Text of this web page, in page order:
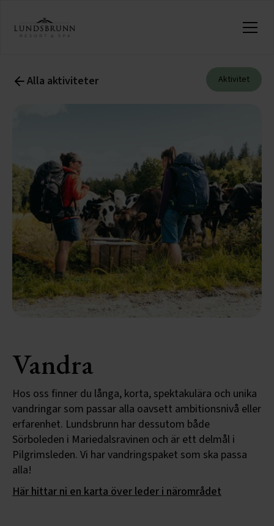
Alla aktiviteter Aktivitet
Vandra
Hos oss finner du långa, korta, spektakulära och unika
vandringar som passar alla oavsett ambitionsnivå eller
erfarenhet. Lundsbrunn har dessutom både
Sörboleden i Mariedalsravinen och är ett delmål i
Pilgrimsleden. Vi har vandringspaket som ska passa
alla!
Här hittar ni en karta över leder i närområdet